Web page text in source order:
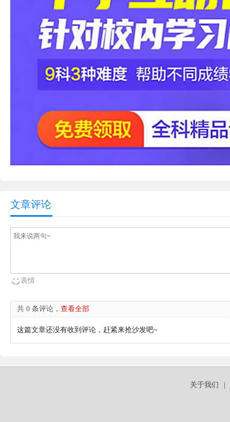
文章评论
表情
共 0 条评论， 查看全部
这篇文章还没有收到评论，赶紧来抢沙发吧~
关于我们